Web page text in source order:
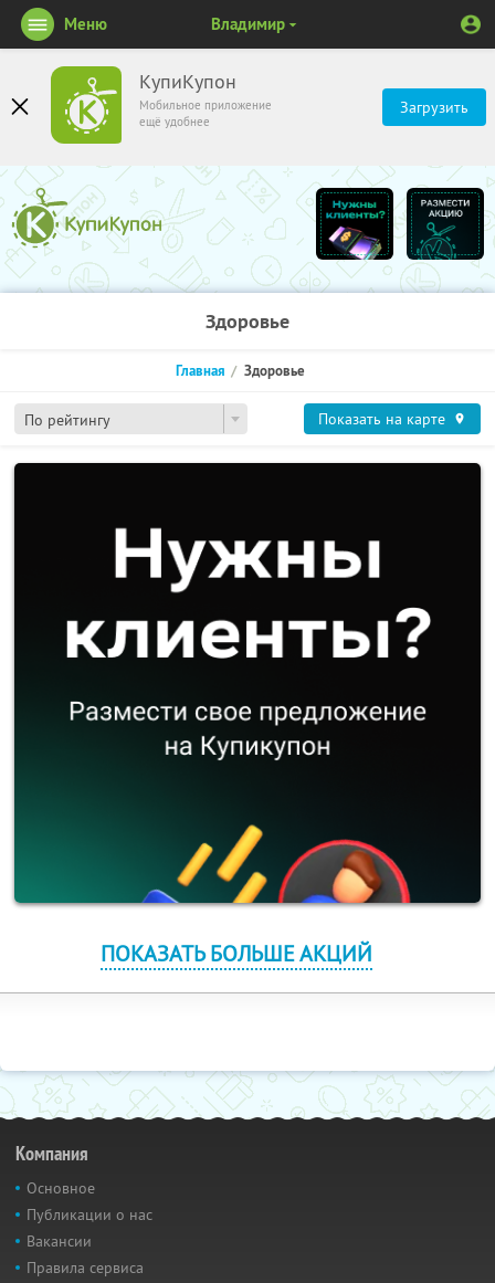
КупиКупон
Мобильное приложение
ещё удобнее
Загрузить
Меню Владимир
Здоровье
По рейтингу
Главная Здоровье
Показать на карте
ПОКАЗАТЬ БОЛЬШЕ АКЦИЙ
Компания
Основное
Публикации о нас
Вакансии
Правила сервиса